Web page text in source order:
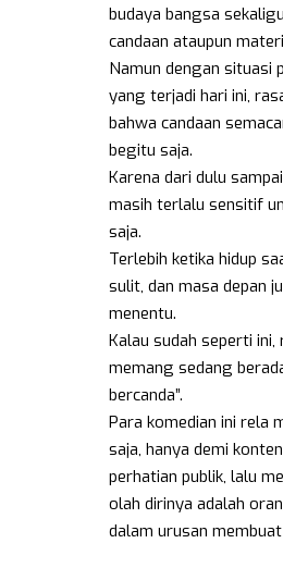
budaya bangsa
candaan ataupun materi
Namun dengan situasi
yang terjadi hari ini,
bahwa candaan
begitu saja.
Karena dari dulu
masih terlalu sensitif
saja.
Terlebih ketika hidup
sulit, dan masa depan
menentu.
Kalau sudah seperti ini,
memang sedang
bercanda”.
Para komedian ini rela
saja, hanya demi
perhatian publik, lalu
olah dirinya adalah
dalam urusan